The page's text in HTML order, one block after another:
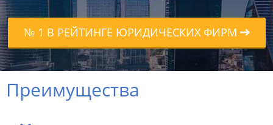
№ 1 В РЕЙТИНГЕ ЮРИДИЧЕСКИХ ФИРМ
Преимущества